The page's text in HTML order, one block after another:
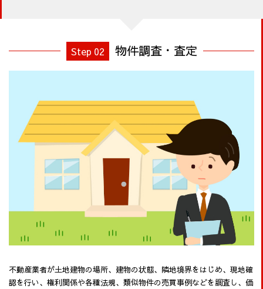
Step 02 物件調査・査定
不動産業者が土地建物の場所、建物の状態、隣地境界をはじめ、現地確
認を行い、権利関係や各種法規、類似物件の売買事例などを調査し、価